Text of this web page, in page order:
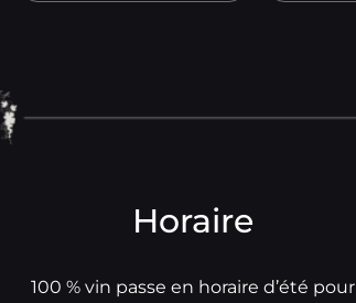
Horaire
100 % vin passe en horaire d’été pour